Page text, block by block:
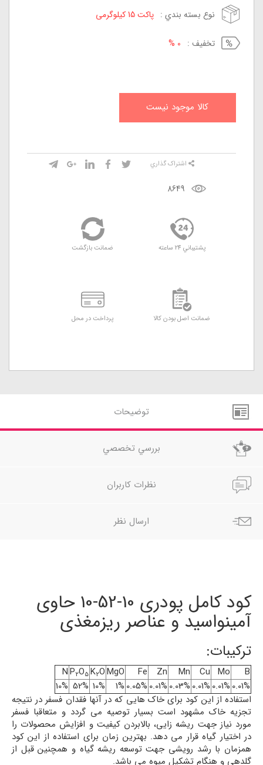
نوع بسته بندي : پاکت 15 کیلوگرمی
تخفيف : 0 %
کالا موجود نيست
8649
اشتراک گذاري
پشتيباني 24 ساعته ضمانت بازگشت
ضمانت اصل بودن کالا پرداخت در محل
توضيحات
بررسي تخصصي
نظرات کاربران
ارسال نظر
کود کامل پودری 10-52-10 حاوی
آمینواسید و عناصر ریزمغذی
ترکیبات:
B
Mo
Cu
Mn
Zn
Fe
MgO
K2O
P2O5
N
0.01%
0.01%
0.01%
0.03%
0.01%
0.05%
1%
10%
52%
10%
استفاده از این کود برای خاک هایی که در آنها فقدان فسفر در نتیجه
تجزیه خاک مشهود است بسیار توصیه می گردد و متعاقبا فسفر
مورد نیاز جهت ریشه زایی، بالابردن کیفیت و افزایش محصولات را
در اختیار گیاه قرار می دهد. بهترین زمان برای استفاده از این کود
همزمان با رشد رویشی جهت توسعه ریشه گیاه و همچنین قبل از
گلدهی و هنگام تشکیل میوه می باشد.